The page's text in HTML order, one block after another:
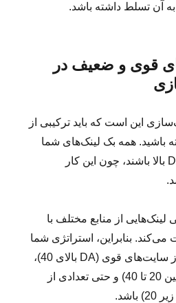
آن تسلط داشته باشد.
قوی و ضعیف در
این است که باید ترکیبی از
باشید. همه بک لینک‌های شما
نمی‌توانند از سایت‌های DA بالا باشند، چون این کار
لینک‌هایی از منابع مختلف با
بنابراین، استراتژی شما
باید شامل بک لینک‌هایی از سایت‌های قوی (DA بالای 40)،
سایت‌های متوسط (DA بین 20 تا 40) و حتی تعدادی از